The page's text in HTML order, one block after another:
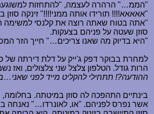
"הממ…" הרהרה לעצמה, "להתחזות
"אאאאא!!!! תורידו אותה ממני!!!!" זינקה
"אתה בטוח שאתה רוצה את קלנסי למשימה
סוזן שעטה על פניהם בצעקות.
"היא בדיוק מה שאנו צריכים…" חייך הזר
למחרת בבוקר דפק ג'ייק על דלת דירתה של
הרות גודל. הטלפון צלצל שני צלצולים, ואז
ההודעה?! תתחילי להקליט מייד לפני שאני…
בינתיים התהפכה לה סוזן במיטתה. בחלומה,
אשר נפרס לפניהם. "או, לאונרדו…" נאנחה